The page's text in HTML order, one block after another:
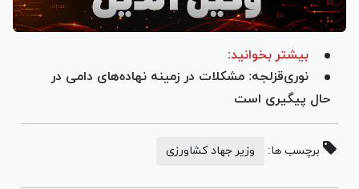
بیشتر بخوانید:
نوری‌قزلجه: مشکلات در زمینه نهاده‌های دامی در
حال پیگیری است
برچسب ها: وزیر جهاد کشاورزی